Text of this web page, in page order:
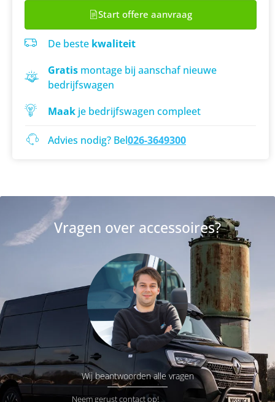
Start offere aanvraag
De beste kwaliteit
Gratis montage bij aanschaf nieuwe
bedrijfswagen
Maak je bedrijfswagen compleet
Advies nodig? Bel026-3649300
Vragen over accessoires?
Wij beantwoorden alle vragen
Neem gerust contact op!